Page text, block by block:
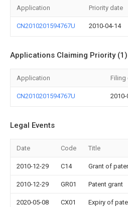
Application Priority date
CN2010201594767U 2010-04-14
Applications Claiming Priority (1)
Application Filing
CN2010201594767U 2010-
Legal Events
Date Code Title
2010-12-29 C14 Grant of
2010-12-29 GR01 Patent grant
2020-05-08 CX01 Expiry of